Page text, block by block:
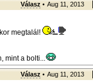
Válasz • Aug 11, 2013
megtalál!
mint a bolti...
Válasz • Aug 11, 2013